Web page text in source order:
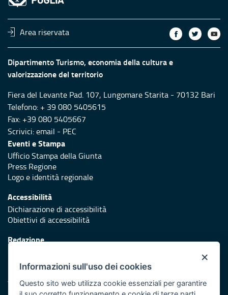
Area riservata
Dipartimento Turismo, economia della cultura e
valorizzazione del territorio
Fiera del Levante Pad. 107, Lungomare Starita - 70132 Bari
Telefono: + 39 080 5405615
Fax: +39 080 5405667
Scrivici:email - PEC
Eventi e Stampa
Ufficio Stampa della Giunta
Press Regione
Logo e identità regionale
Accessibilità
Dichiarazione di accessibilità
Obiettivi di accessibilità
Redazione
Protezione civile
Vai al sito di Protezione Civile Puglia
×
Informazioni sull'uso dei cookies
Questo sito web utilizza cookie essenziali per garantire